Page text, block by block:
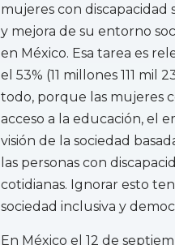
mujeres con
y mejora de su entorno
en México. Esa tarea es
el 53% (11 millones 111
todo, porque las mujeres
acceso a la educación, el
visión de la sociedad
las personas con
cotidianas. Ignorar esto
sociedad inclusiva y
En México el 12 de